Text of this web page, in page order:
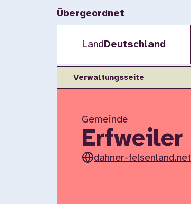
Übergeordnet
LandDeutschland
Verwaltungsseite
Gemeinde
Erfweiler
dahner-felsenland.net